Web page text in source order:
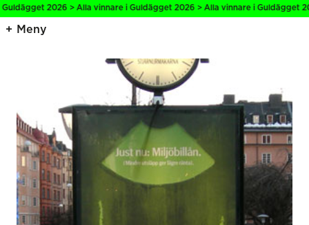
2026 > Alla vinnare i Guldägget 2026 > Alla vinnare i Guldägget
Meny